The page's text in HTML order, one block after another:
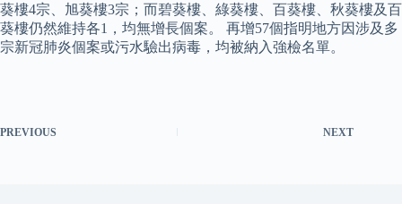
葵樓4宗、旭葵樓3宗；而碧葵樓、綠葵樓、百葵樓、秋葵樓及百
葵樓仍然維持各1，均無增長個案。 再增57個指明地方因涉及多
宗新冠肺炎個案或污水驗出病毒，均被納入強檢名單。
PREVIOUS NEXT